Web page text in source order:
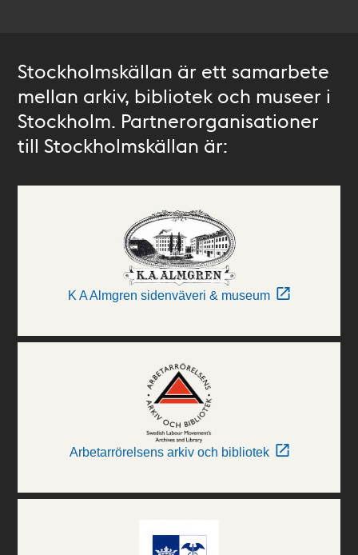
Stockholmskällan är ett samarbete
mellan arkiv, bibliotek och museer i
Stockholm. Partnerorganisationer
till Stockholmskällan är:
K A Almgren sidenväveri & museum
Arbetarrörelsens arkiv och bibliotek